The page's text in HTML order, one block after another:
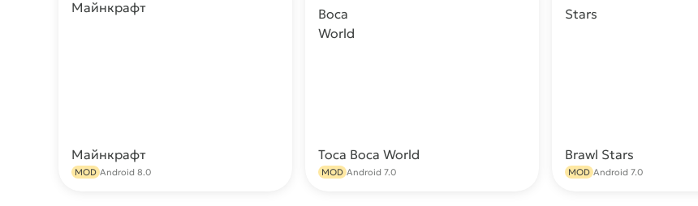
Майнкрафт
MOD Android 8.0
Toca Boca World
MOD Android 7.0
Brawl Stars
MOD Android 7.0